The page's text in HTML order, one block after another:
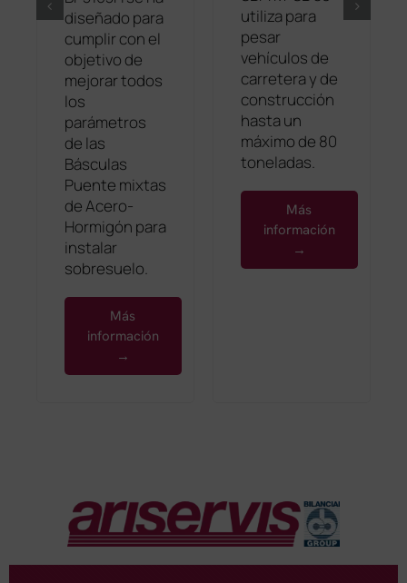
diseñado para
cumplir con el
objetivo de
mejorar todos
los
parámetros
de las
Básculas
Puente mixtas
de Acero-
Hormigón para
instalar
sobresuelo.
Más
información
→
utiliza para
pesar
vehículos de
carretera y de
construcción
hasta un
máximo de 80
toneladas.
Más
información
→